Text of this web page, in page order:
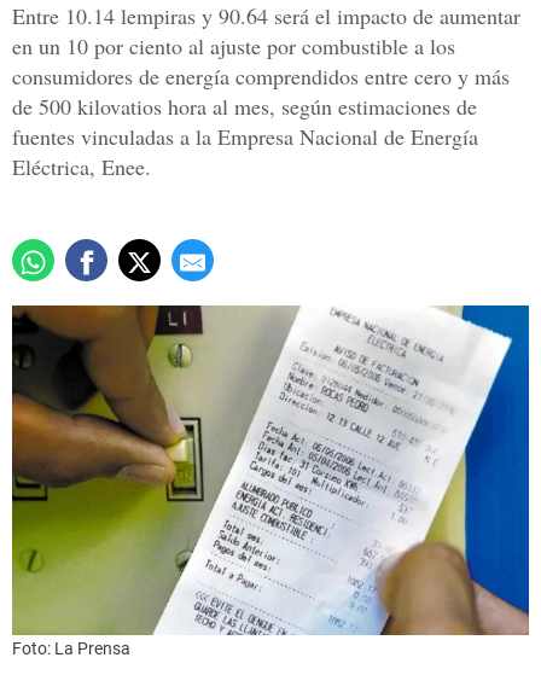
Entre 10.14 lempiras y 90.64 será el impacto de aumentar
en un 10 por ciento al ajuste por combustible a los
consumidores de energía comprendidos entre cero y más
de 500 kilovatios hora al mes, según estimaciones de
fuentes vinculadas a la Empresa Nacional de Energía
Eléctrica, Enee.
Foto: La Prensa